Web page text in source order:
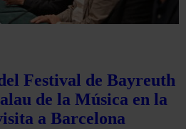
Festival de Bayreuth
de la Música en la
a Barcelona